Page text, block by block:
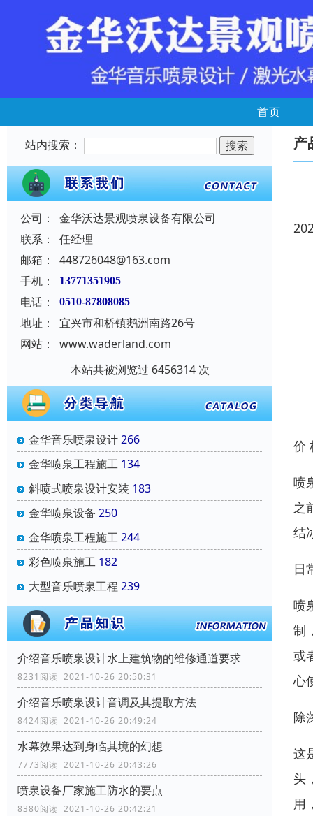
首页
站内搜索：
公司：
金华沃达景观喷泉设备有限公司
联系：
任经理
邮箱：
448726048@163.com
手机：
13771351905
电话： 0510-87808085
地址：
宜兴市和桥镇鹅洲南路26号
网站：
www.waderland.com
本站共被浏览过 6456314 次
金华音乐喷泉设计266
金华喷泉工程施工 134
斜喷式喷泉设计安装 183
金华喷泉设备 250
金华喷泉工程施工244
彩色喷泉施工 182
大型音乐喷泉工程 239
介绍音乐喷泉设计水上建筑物的维修通道要求
8231阅读 2021-10-26 20:50:31
介绍音乐喷泉设计音调及其提取方法
8424阅读 2021-10-26 20:49:24
水幕效果达到身临其境的幻想
7773阅读 2021-10-26 20:43:26
喷泉设备厂家施工防水的要点
8380阅读 2021-10-26 20:42:21
产
价
喷
之
结
日
喷
制
或
心
除
这
头
用